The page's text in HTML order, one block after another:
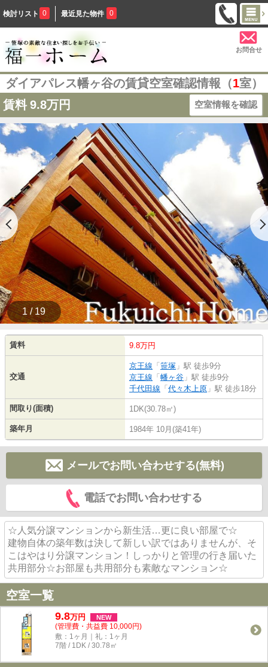
検討リスト 0 最近見た物件 0
お問合せ
ダイアパレス幡ヶ谷の賃貸空室確認情報（1室）
賃料 9.8万円 空室情報を確認
1 / 19
賃料 9.8万円
交通
京王線 「 笹塚 」駅 徒歩9分
京王線 「 幡ヶ谷 」駅 徒歩9分
千代田線 「 代々木上原 」駅 徒歩18分
間取り(面積) 1DK(30.78㎡)
築年月 1984年 10月(築41年)
メールでお問い合わせする(無料)
電話でお問い合わせする
☆人気分譲マンションから新生活…更に良い部屋で☆
建物自体の築年数は決して新しい訳ではありませんが、そ
こはやはり分譲マンション！しっかりと管理の行き届いた
共用部分☆お部屋も共用部分も素敵なマンション☆
空室一覧
9.8万円 NEW
(管理費・共益費 10,000円)
敷：1ヶ月｜礼：1ヶ月
7階 / 1DK / 30.78㎡